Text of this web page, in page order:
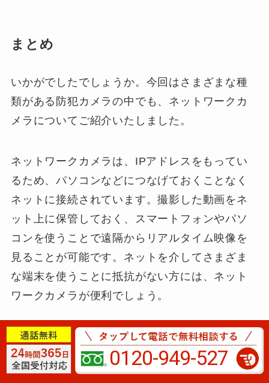
まとめ
いかがでしたでしょうか。今回はさまざまな種
類がある防犯カメラの中でも、ネットワークカ
メラについてご紹介いたしました。
ネットワークカメラは、IPアドレスをもってい
るため、パソコンなどにつなげておくことなく
ネットに接続されています。撮影した動画をネ
ット上に保管しておく、スマートフォンやパソ
コンを使うことで遠隔からリアルタイム映像を
見ることが可能です。ネットを介してさまざま
な端末を使うことに抵抗がない方には、ネット
ワークカメラが便利でしょう。
ネットワークカメラにすることを決めたら、次
はどういった性能が必要なのか考えましょう。
屋外に設置する予定であれば、雨や砂での故障
0120-949-527